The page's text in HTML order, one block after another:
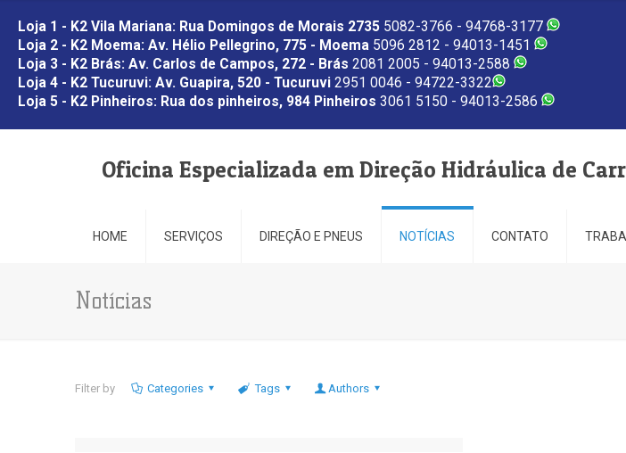
Loja 1 - K2 Vila Mariana: Rua Domingos de Morais 2735 5082-3766 - 94768-3177
Loja 2 - K2 Moema: Av. Hélio Pellegrino, 775 - Moema 5096 2812 - 94013-1451
Loja 3 - K2 Brás: Av. Carlos de Campos, 272 - Brás 2081 2005 - 94013-2588
Loja 4 - K2 Tucuruvi: Av. Guapira, 520 - Tucuruvi 2951 0046 - 94722-3322
Loja 5 - K2 Pinheiros: Rua dos pinheiros, 984 Pinheiros 3061 5150 - 94013-2586
Oficina Especializada em Direção Hidráulica de
HOME SERVIÇOS DIREÇÃO E PNEUS NOTÍCIAS CONTATO
Notícias
Filter by Categories Tags Authors